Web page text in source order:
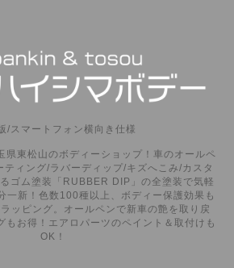
/スマートフォン横向き仕様
県東松山のボディーショップ！車のオールペ
ティング/ラバーディップ/キズへこみ/カスタ
ゴム塗装「RUBBER DIP」の全塗装で気軽
一新！色数100種以上、ボディー保護効果も
ッピング。オールペンで新車の艶を取り戻
もお得！エアロパーツのペイント＆取付けも
OK！